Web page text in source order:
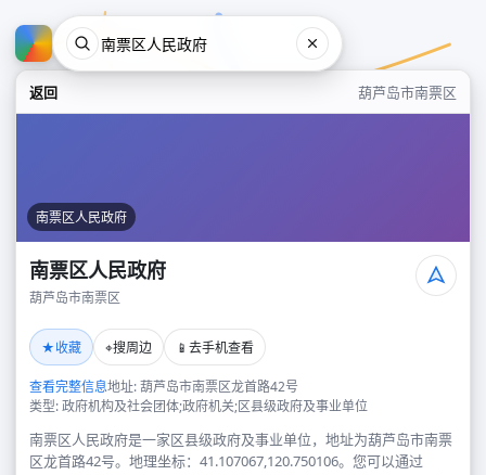
返回 葫芦岛市南票区
南票区人民政府
南票区人民政府
葫芦岛市南票区
★收藏 ⌖搜周边 📱 去手机查看
查看完整信息地址: 葫芦岛市南票区龙首路42号
类型: 政府机构及社会团体;政府机关;区县级政府及事业单位
南票区人民政府是一家区县级政府及事业单位，地址为葫芦岛市南票
区龙首路42号。地理坐标：41.107067,120.750106。您可以通过